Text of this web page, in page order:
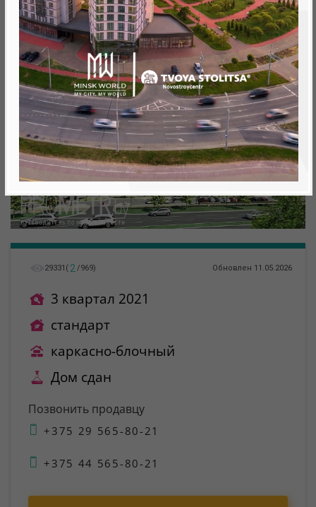
29331 ( 2 /969) Обновлен 11.05.2026
3 квартал 2021
стандарт
каркасно-блочный
Дом сдан
Позвонить продавцу
+375 29 565-80-21
+375 44 565-80-21